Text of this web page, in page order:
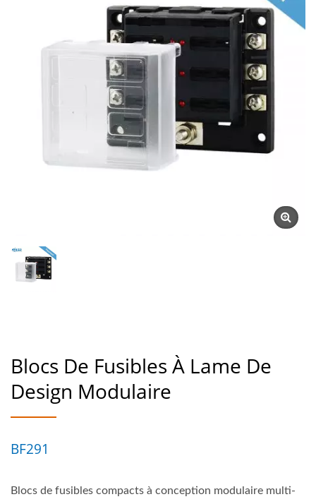
Blocs De Fusibles À Lame De
Design Modulaire
BF291
Blocs de fusibles compacts à conception modulaire multi-